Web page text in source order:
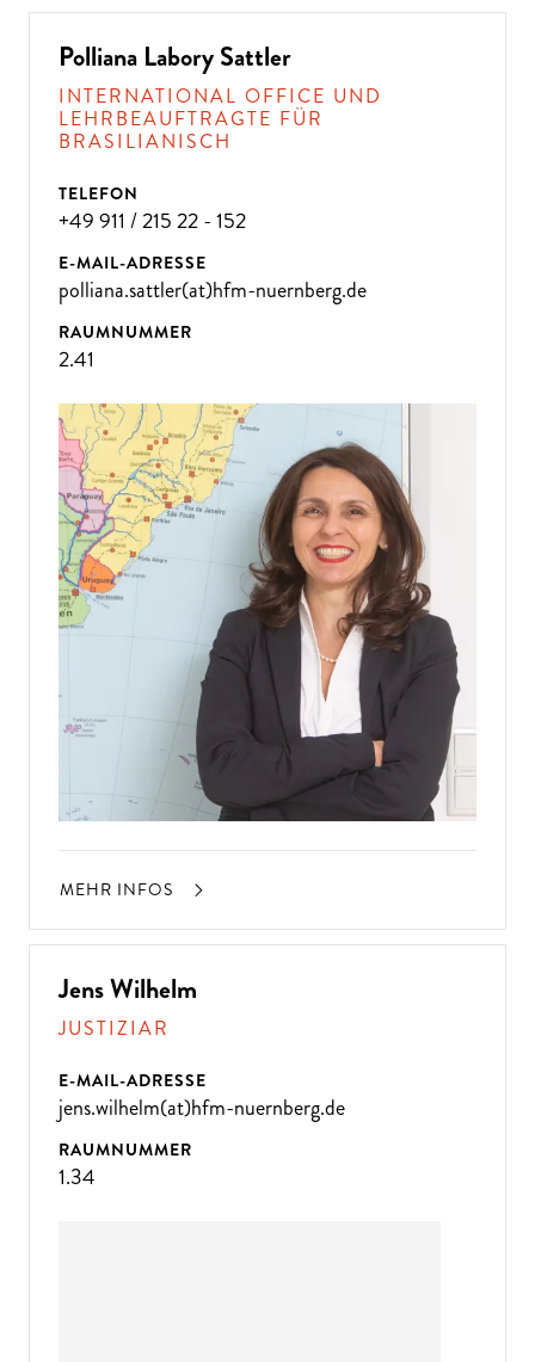
Polliana Labory Sattler
INTERNATIONAL OFFICE UND
LEHRBEAUFTRAGTE FÜR
BRASILIANISCH
TELEFON
+49 911 / 215 22 - 152
E-MAIL-ADRESSE
polliana.sattler(at)hfm-nuernberg.de
RAUMNUMMER
2.41
MEHR INFOS
Jens Wilhelm
JUSTIZIAR
E-MAIL-ADRESSE
jens.wilhelm(at)hfm-nuernberg.de
RAUMNUMMER
1.34